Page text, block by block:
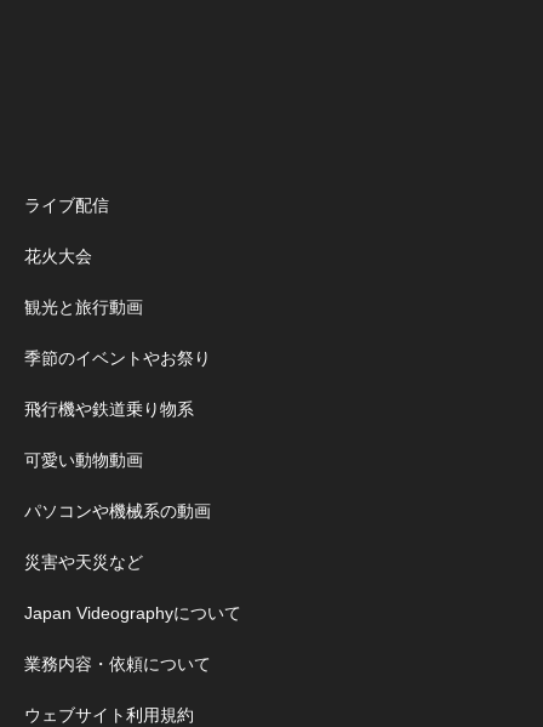
ライブ配信
花火大会
観光と旅行動画
季節のイベントやお祭り
飛行機や鉄道乗り物系
可愛い動物動画
パソコンや機械系の動画
災害や天災など
Japan Videographyについて
業務内容・依頼について
ウェブサイト利用規約